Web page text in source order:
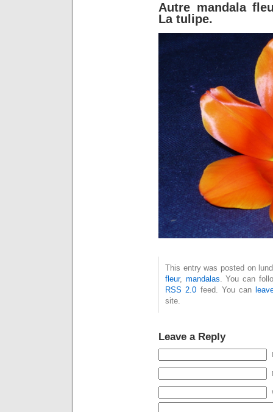
Autre mandala
La tulipe.
This entry was posted on
fleur, mandalas. You can
RSS 2.0 feed. You can
site.
Leave a Reply